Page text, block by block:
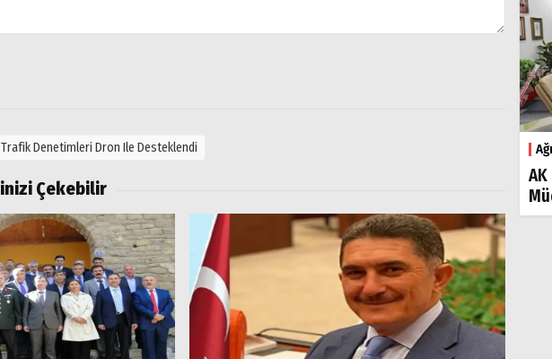
Trafik Denetimleri Dron Ile Desteklendi
Çekebilir